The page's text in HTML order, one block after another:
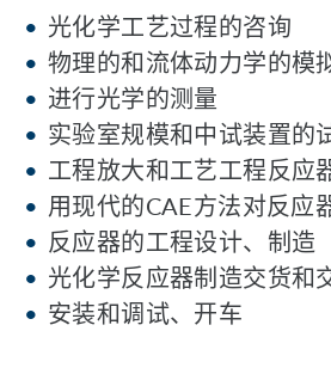
光化学工艺过程的咨询
物理的和流体动力学的模
进行光学的测量
实验室规模和中试装置的
工程放大和工艺工程反应
用现代的CAE方法对反应
反应器的工程设计、制造
光化学反应器制造交货和
安装和调试、开车